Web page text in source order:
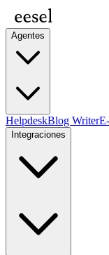
Agentes
HelpdeskBlog Writer
Integraciones